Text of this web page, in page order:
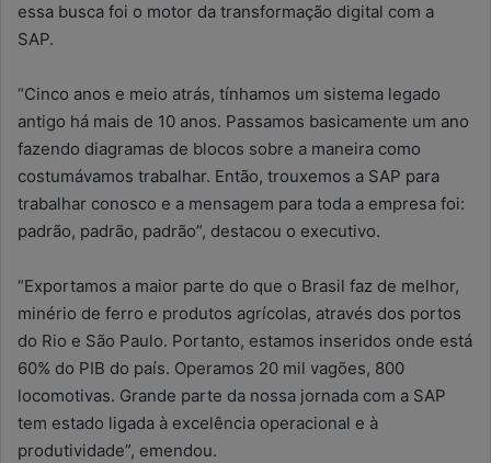
essa busca foi o motor da transformação digital com a
SAP.
“Cinco anos e meio atrás, tínhamos um sistema legado
antigo há mais de 10 anos. Passamos basicamente um ano
fazendo diagramas de blocos sobre a maneira como
costumávamos trabalhar. Então, trouxemos a SAP para
trabalhar conosco e a mensagem para toda a empresa foi:
padrão, padrão, padrão”, destacou o executivo.
“Exportamos a maior parte do que o Brasil faz de melhor,
minério de ferro e produtos agrícolas, através dos portos
do Rio e São Paulo. Portanto, estamos inseridos onde está
60% do PIB do país. Operamos 20 mil vagões, 800
locomotivas. Grande parte da nossa jornada com a SAP
tem estado ligada à excelência operacional e à
produtividade”, emendou.